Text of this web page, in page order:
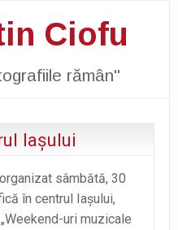
Ciofu
rămân"
Iaşului
sâmbătă, 30
în centrul Iaşului,
uri muzicale